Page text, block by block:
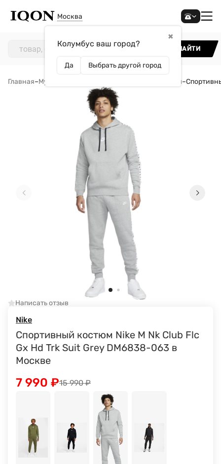
Москва
✖
Колумбус ваш город?
Да Выбрать другой город
НАЙТИ
Главная–Мужчинам Спортивные костюмы–
Написать отзыв
Nike
Спортивный костюм Nike M Nk Club Flc
Gx Hd Trk Suit Grey DM6838-063 в
Москве
15 990₽
7 990 ₽